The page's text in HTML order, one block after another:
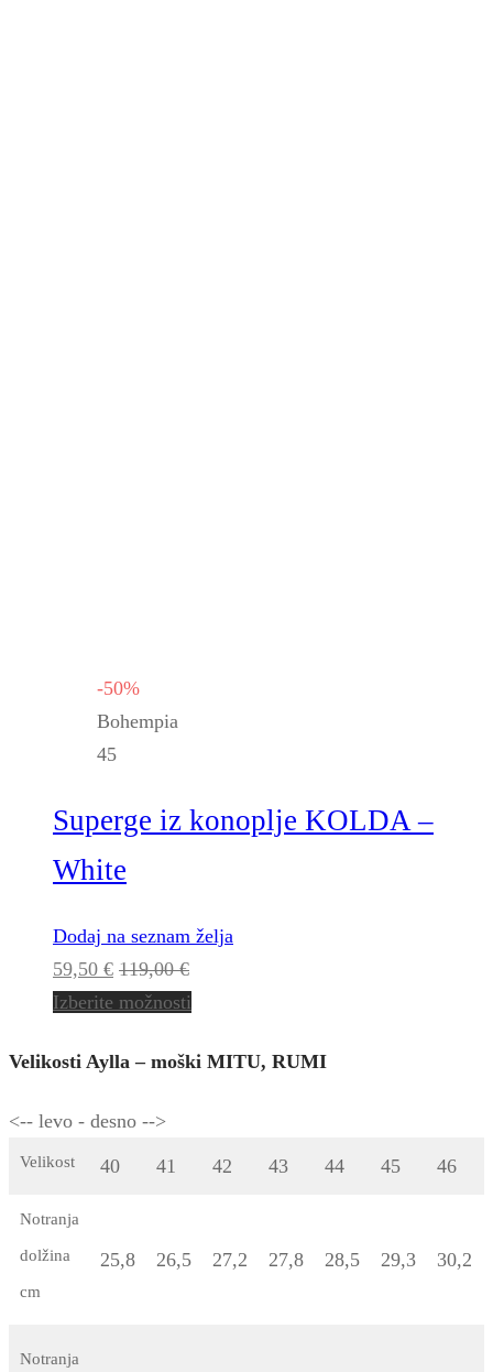
-50%
Bohempia
45
Superge iz konoplje KOLDA –
White
Dodaj na seznam želja
59,50 € 119,00€
Izberite možnosti
Velikosti Aylla – moški MITU, RUMI
<-- levo - desno -->
Velikost 40 41 42 43 44 45 46
Notranja
dolžina
cm
25,8 26,5 27,2 27,8 28,5 29,3 30,2
Notranja